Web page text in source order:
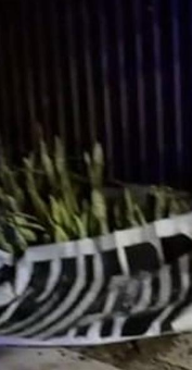
Notas
Mundial 2026